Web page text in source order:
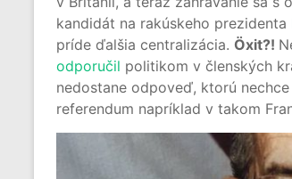
kandidát na rakúskeho prezidenta
príde ďalšia centralizácia. Öxit?!
odporučil politikom v členských
nedostane odpoveď, ktorú
referendum napríklad v takom